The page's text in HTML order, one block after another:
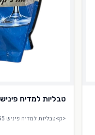
טבליות למדיח פיניש 55 יחידות
<p>טבליות למדיח פיניש 55 יחידות</p>